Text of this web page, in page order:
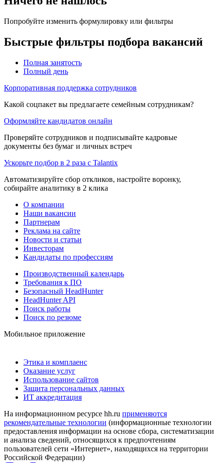
Попробуйте изменить формулировку или фильтры
Быстрые фильтры подбора вакансий
Полная занятость
Полный день
Корпоративная поддержка сотрудников
Какой соцпакет вы предлагаете семейным сотрудникам?
Оформляйте кандидатов онлайн
Проверяйте сотрудников и подписывайте кадровые
документы без бумаг и личных встреч
Ускорьте подбор в 2 раза с Talantix
Автоматизируйте сбор откликов, настройте воронку,
собирайте аналитику в 2 клика
О компании
Наши вакансии
Партнерам
Реклама на сайте
Новости и статьи
Инвесторам
Кандидаты по профессиям
Производственный календарь
Требования к ПО
Безопасный HeadHunter
HeadHunter API
Поиск работы
Поиск по резюме
Мобильное приложение
Этика и комплаенс
Оказание услуг
Использование сайтов
Защита персональных данных
ИТ аккредитация
На информационном ресурсе hh.ru применяются
рекомендательные технологии (информационные технологии
предоставления информации на основе сбора, систематизации
и анализа сведений, относящихся к предпочтениям
пользователей сети «Интернет», находящихся на территории
Российской Федерации)